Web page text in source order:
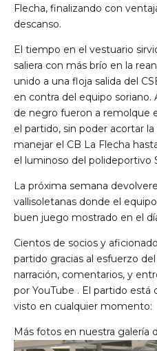
Flecha, finalizando con
descanso.
El tiempo en el vestuario
saliera con más brío en la
unido a una floja salida del
en contra del equipo
de negro fueron a remolque
el partido, sin poder acortar
manejar el CB La Flecha
el luminoso del polideportivo
La próxima semana
vallisoletanas donde el
buen juego mostrado en el
Cientos de socios y
partido gracias al esfuerzo
narración, comentarios, y
por YouTube . El partido está
visto en cualquier momento:
Más fotos en nuestra galería